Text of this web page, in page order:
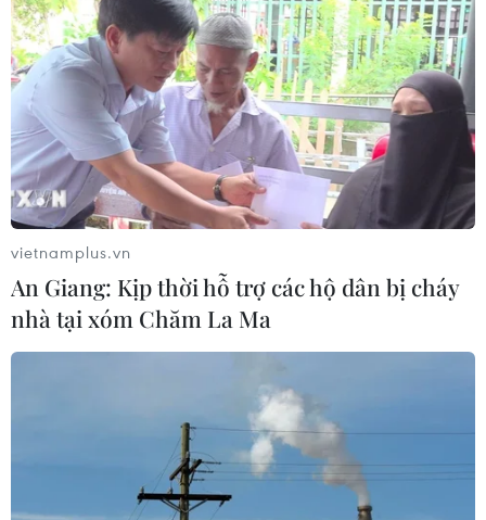
vietnamplus.vn
An Giang: Kịp thời hỗ trợ các hộ dân bị cháy
nhà tại xóm Chăm La Ma